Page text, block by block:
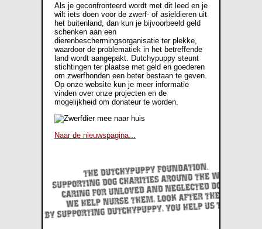
Als je geconfronteerd wordt met dit leed en je
wilt iets doen voor de zwerf- of asieldieren uit
het buitenland, dan kun je bijvoorbeeld geld
schenken aan een
dierenbeschermingsorganisatie ter plekke,
waardoor de problematiek in het betreffende
land wordt aangepakt. Dutchypuppy steunt
stichtingen ter plaatse met geld en goederen
om zwerfhonden een beter bestaan te geven.
Op onze website kun je meer informatie
vinden over onze projecten en de
mogelijkheid om donateur te worden.
Naar de nieuwspagina...